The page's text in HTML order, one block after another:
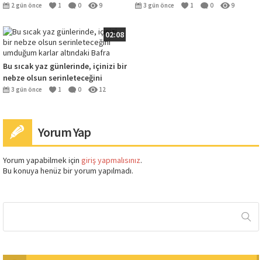
2 gün önce 1 0 9 3 gün önce 1 0 9
02:08
Bu sıcak yaz günlerinde, içinizi bir
nebze olsun serinleteceğini
umduğum karlar altındaki Bafra
3 gün önce 1 0 12
Yorum Yap
Yorum yapabilmek için giriş yapmalısınız.
Bu konuya henüz bir yorum yapılmadı.